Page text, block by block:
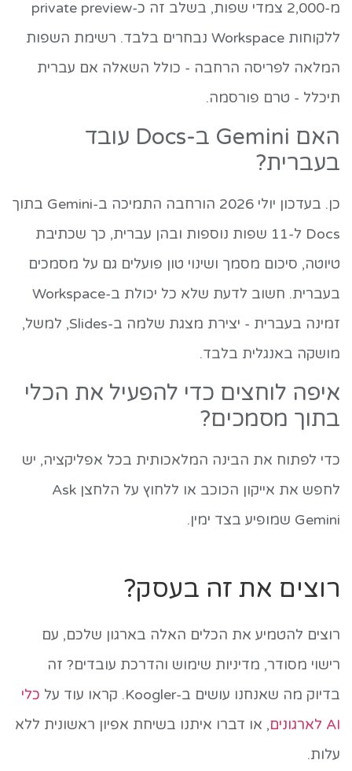
מ-2,000 צמדי שפות, בשלב זה כ-private preview
ללקוחות Workspace נבחרים בלבד. רשימת השפות
המלאה לפריסה הרחבה - כולל השאלה אם עברית
תיכלל - טרם פורסמה.
האם Gemini ב-Docs עובד
בעברית?
כן. בעדכון יולי 2026 הורחבה התמיכה ב-Gemini בתוך
Docs ל-11 שפות נוספות ובהן עברית, כך שכתיבת
טיוטה, סיכום מסמך ושינוי טון פועלים גם על מסמכים
בעברית. חשוב לדעת שלא כל יכולת ב-Workspace
זמינה בעברית - יצירת מצגת שלמה ב-Slides, למשל,
מושקה באנגלית בלבד.
איפה לוחצים כדי להפעיל את הכלי
בתוך מסמכים?
כדי לפתוח את הבינה המלאכותית בכל אפליקציה, יש
לחפש את אייקון הכוכב או ללחוץ על הלחצן Ask
Gemini שמופיע בצד ימין.
רוצים את זה בעסק?
רוצים להטמיע את הכלים האלה בארגון שלכם, עם
רישוי מסודר, מדיניות שימוש והדרכת עובדים? זה
בדיוק מה שאנחנו עושים ב-Koogler. קראו עוד על
כלי
AI לארגונים
, או דברו איתנו בשיחת אפיון ראשונית ללא
עלות.